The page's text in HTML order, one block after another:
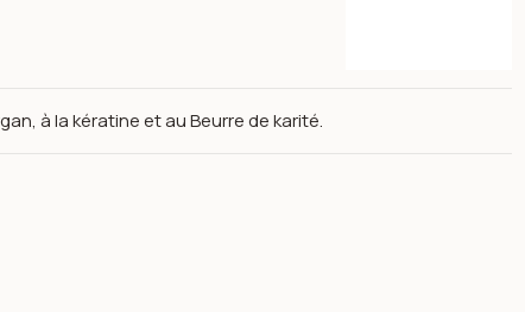
à la kératine et au Beurre de karité.